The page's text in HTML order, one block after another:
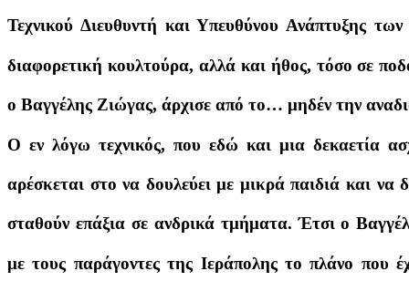
Τεχνικού Διευθυντή και Υπευθύνου Ανάπτυξης
διαφορετική κουλτούρα, αλλά και ήθος, τόσο σε
ο Βαγγέλης Ζιώγας, άρχισε από το… μηδέν την
Ο εν λόγω τεχνικός, που εδώ και μια δεκαετία
αρέσκεται στο να δουλεύει με μικρά παιδιά και να
σταθούν επάξια σε ανδρικά τμήματα. Έτσι ο
με τους παράγοντες της Ιεράπολης το πλάνο